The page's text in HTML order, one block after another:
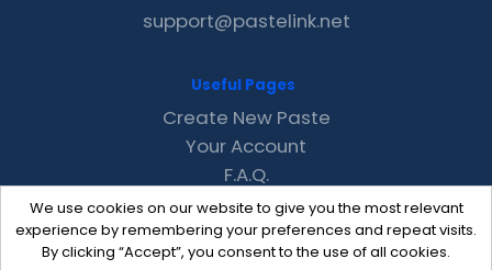
We use cookies on our website to give you the most relevant
experience by remembering your preferences and repeat visits.
By clicking “Accept”, you consent to the use of all cookies.
support@pastelink.net
Useful Pages
Create New Paste
Your Account
F.A.Q.
Recent
Contact